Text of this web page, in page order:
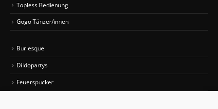
Topless Bedienung
Gogo Tänzer/innen
Burlesque
Dildopartys
Feuerspucker